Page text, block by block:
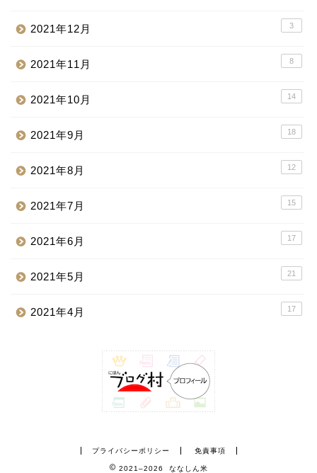
2021年12月 3
2021年11月 8
2021年10月 14
2021年9月 18
2021年8月 12
2021年7月 15
2021年6月 17
2021年5月 21
2021年4月 17
プライバシーポリシー 免責事項
2021–2026 ななしん米